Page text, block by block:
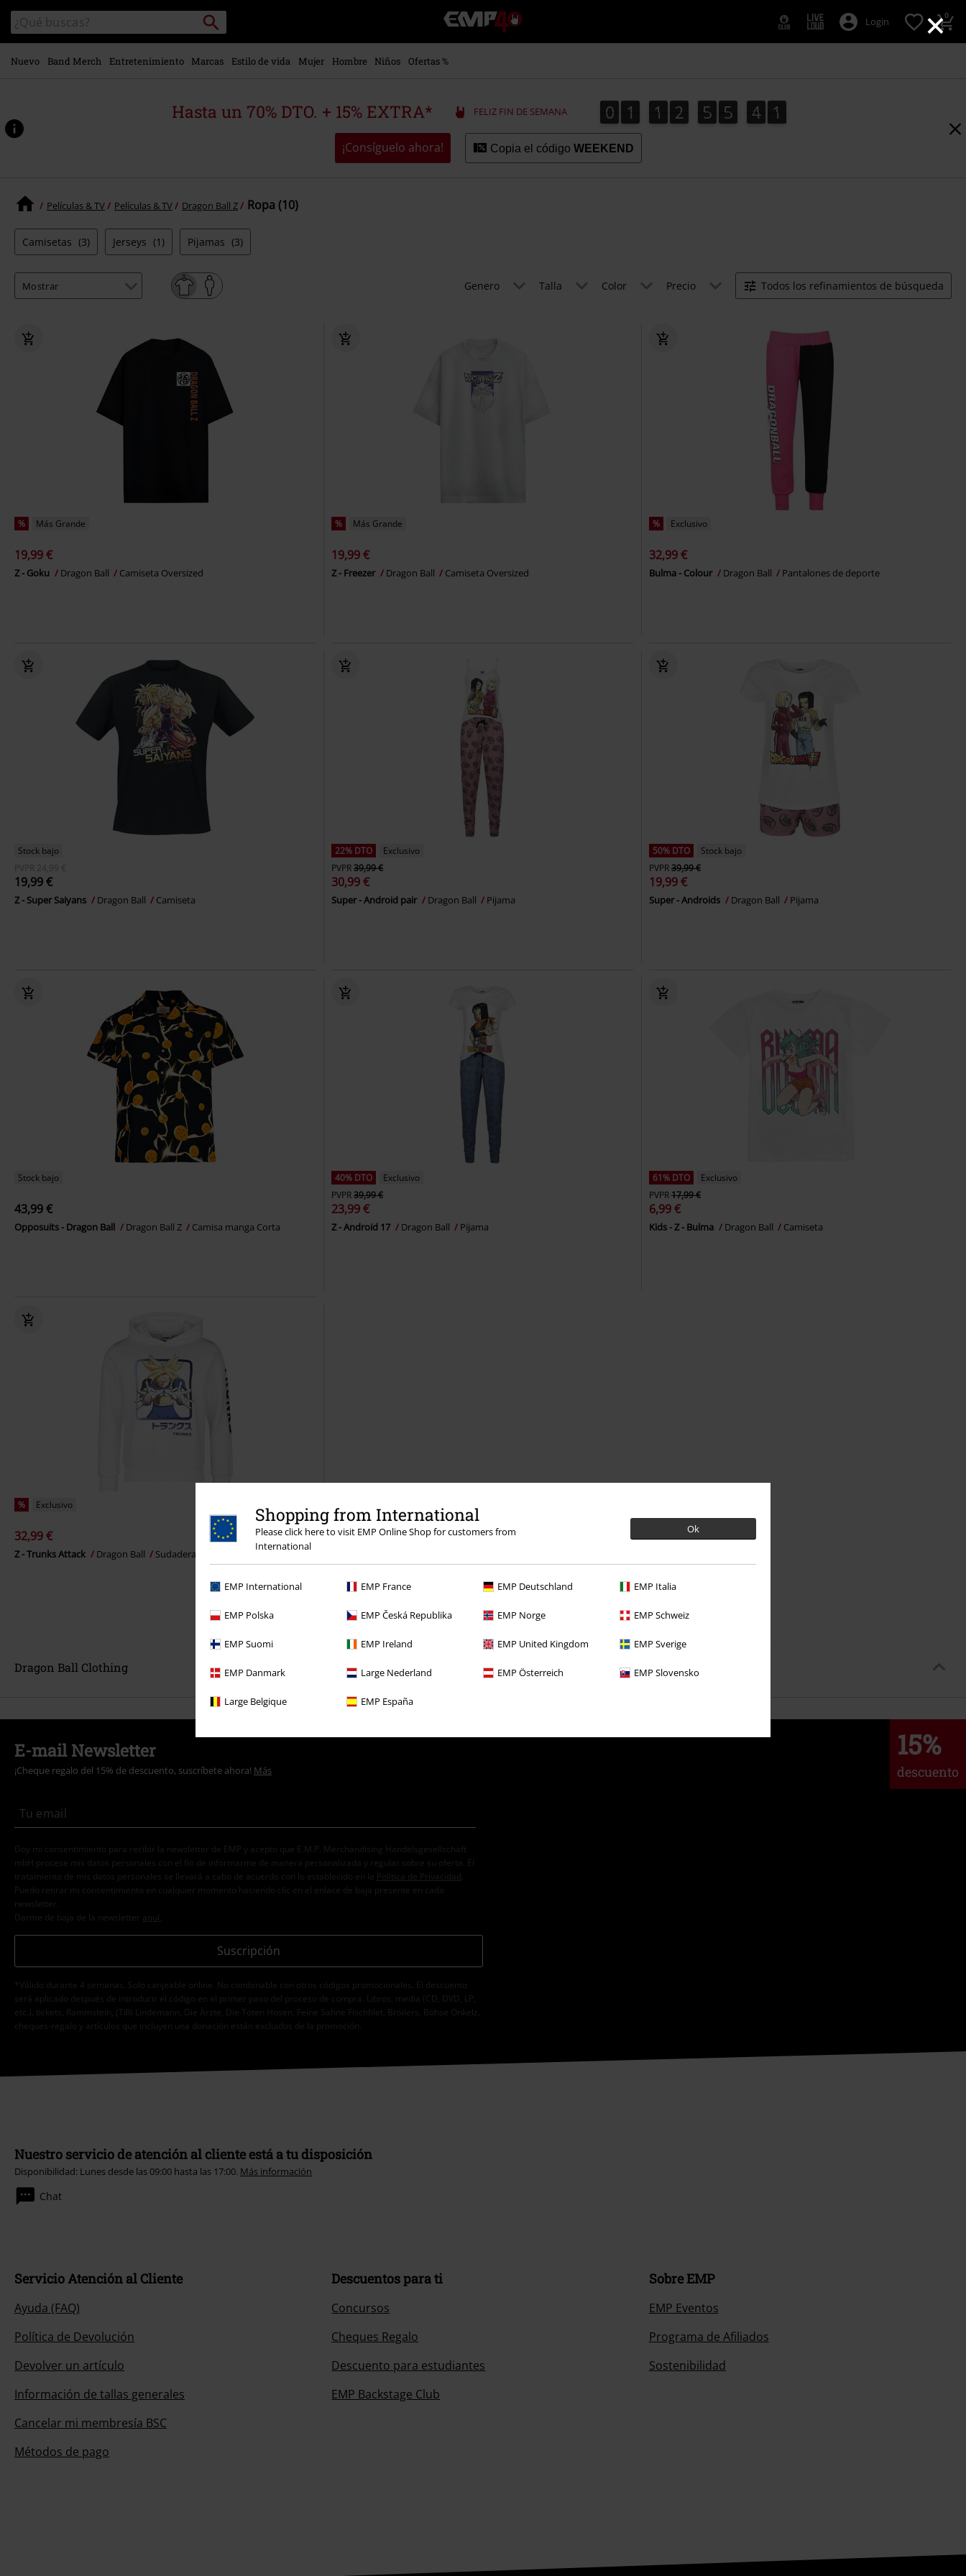
×
Shopping from International
Please click here to visit EMP Online Shop for customers from
International
Ok
EMP International EMP France EMP Deutschland EMP Italia
EMP Polska EMP Česká Republika EMP Norge EMP Schweiz
EMP Suomi EMP Ireland EMP United Kingdom EMP Sverige
EMP Danmark Large Nederland EMP Österreich EMP Slovensko
Large Belgique EMP España
contenido
principal
Buscar
en
el
catálogo
Buscar
EMP
-
Música,
Merch
Ropa
Alternativa
Login 0
Nuevo Band Merch Entretenimiento Marcas Estilo de vida Mujer Hombre Niños Ofertas %
Hasta un 70% DTO. + 15% EXTRA* FELIZ FIN DE SEMANA 0
0 1
1 1
1 2
2 5
5 5
5 4
4 0
1
0
2
1
¡Consíguelo ahora! Copia el código WEEKEND
Películas & TV Películas & TV Dragon Ball Z Ropa (10)
Camisetas (3) Jerseys (1) Pijamas (3)
Genero Talla Color Precio Todos los refinamientos de búsqueda
% Más Grande
19,99 €
Z - Goku Dragon Ball Camiseta Oversized
% Más Grande
19,99 €
Z - Freezer Dragon Ball Camiseta Oversized
% Exclusivo
32,99 €
Bulma - Colour Dragon Ball Pantalones de deporte
Stock bajo
PVPR 24,99 €
19,99 €
Z - Super Saiyans Dragon Ball Camiseta
22% DTO
Exclusivo
PVPR39,99 €
30,99 €
Super - Android pair Dragon Ball Pijama
50% DTO
Stock bajo
PVPR39,99 €
19,99 €
Super - Androids Dragon Ball Pijama
Stock bajo
43,99 €
Opposuits - Dragon Ball Dragon Ball Z Camisa manga Corta
40% DTO
Exclusivo
PVPR39,99 €
23,99 €
Z - Android 17 Dragon Ball Pijama
61% DTO
Exclusivo
PVPR17,99 €
6,99 €
Kids - Z - Bulma Dragon Ball Camiseta
% Exclusivo
32,99 €
Z - Trunks Attack Dragon Ball Sudadera con capucha
Dragon Ball Clothing
15%
descuento
E-mail Newsletter
¡Cheque regalo del 15% de descuento, suscríbete ahora! Más
Doy mi consentimiento para recibir la newsletter de EMP y acepto que E.M.P. Merchandising Handelsgesellschaft
mbH procese mis datos personales con el fin de informarme de manera personalizada y regular sobre su oferta. El
tratamiento de mis datos personales se llevará a cabo de acuerdo con lo establecido en la
Política de Privacidad
Puedo retirar mi consentimiento en cualquier momento haciendo clic en el enlace de baja presente en cada
newsletter.
Darme de baja de la newsletter
aquí
Suscripción
*Válido durante 4 semanas. Solo canjeable online. No combinable con otros códigos promocionales. El descuento
será aplicado después de introducir el código en el primer paso del proceso de compra. Libros, media (CD, DVD, LP,
etc.), tickets, Rammstein, (Till) Lindemann, Die Ärzte, Die Toten Hosen, Feine Sahne Fischfilet, Broilers, Böhse Onkelz,
cheques-regalo y artículos que incluyen una donación están excluidos de la promoción.
Nuestro servicio de atención al cliente está a tu disposición
Disponibilidad: Lunes desde las 09:00 hasta las 17:00. Más información
Chat
Servicio Atención al Cliente
Ayuda (FAQ)
Política de Devolución
Devolver un artículo
Información de tallas generales
Cancelar mi membresía BSC
Métodos de pago
Descuentos para ti
Concursos
Cheques Regalo
Descuento para estudiantes
EMP Backstage Club
Sobre EMP
EMP Eventos
Programa de Afiliados
Sostenibilidad